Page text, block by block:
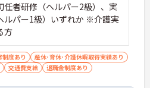
給される仕組みがあり
しっかりと還元され
にしながら、無理のな
者研修（ヘルパー2級）、実
ルパー1級）いずれか ※介護実
方
制度あり
産休･育休･介護休暇取得実績あり
交通費支給 退職金制度あり